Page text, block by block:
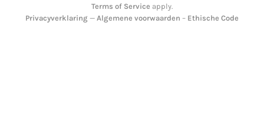
Terms of Service apply.
Privacyverklaring — Algemene voorwaarden – Ethische Code